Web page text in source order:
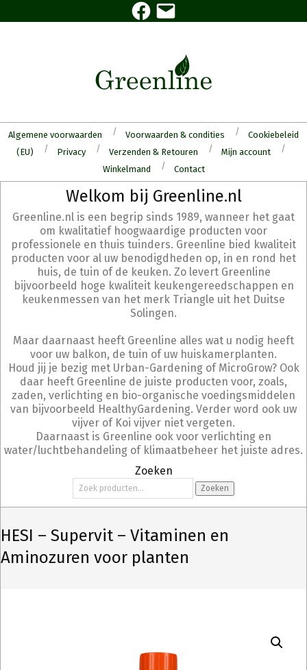
to
Facebook
E-
mail
Algemene voorwaarden Voorwaarden & condities
Cookiebeleid
(EU)
Privacy Verzenden & Retouren
Mijn account
Winkelmand
Contact
Menu
Welkom bij Greenline.nl
Greenline.nl is een begrip sinds 1989, wanneer het gaat
om kwalitatief hoogwaardige producten voor
professionele en thuis tuinders. Greenline bied kwaliteit
producten voor al uw benodigdheden op, in en rond het
huis, de tuin of de keuken. Zo levert Greenline
bijvoorbeeld hoge kwaliteit keukengereedschappen en
keukenmessen van het merk Triangle uit het Duitse
Solingen.
Maar daarnaast heeft Greenline alles wat u nodig heeft
voor uw balkon, de tuin of uw huiskamerplanten.
Houd jij je bezig met Urban-Gardening of MicroGrow? Ook
daar heeft Greenline de juiste producten voor, zoals,
zaden, verlichting en bio-organische voedingsmiddelen
van bijvoorbeeld HealthyGardening. Verder word ook uw
vijver of Koi vijver niet vergeten.
Daarnaast is Greenline ook voor verlichting en
water/luchtbehandeling of klimaatbeheer het juiste adres.
Zoeken
Zoeken
naar:
Zoeken
HESI – Supervit – Vitaminen en
Aminozuren voor planten